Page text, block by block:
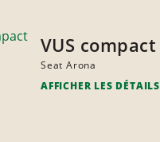
VUS compact
Seat Arona
AFFICHER LES DÉTAILS